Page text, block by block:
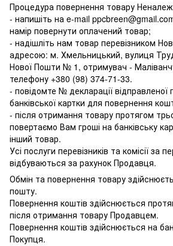
Процедура повернення товару
- напишіть на e-mail
намір повернути оплачений товар;
- надішліть нам товар перевізником
адресою: м. Хмельницький, вулиця
Нової Пошти № 1, отримувач -
телефону +380 (98) 374-71-33.
- повідомте № декларації
банківської картки для повернення
- після отримання товару протягом
повертаємо Вам гроші на банківську
інший товар.
Усі послуги перевізників та комісії за
відбуваються за рахунок Продавця.
Обмін та повернення товару
пошту.
Повернення коштів здійснюється
після отримання товару Продавцем.
Повернення коштів здійснюється на
Покупця.